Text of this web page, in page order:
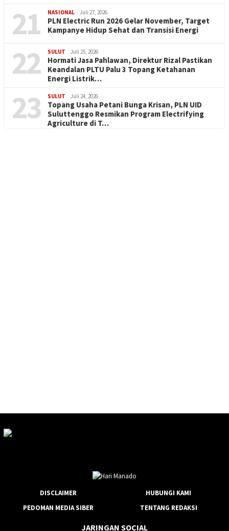
21 NASIONAL Juli 27, 2026
PLN Electric Run 2026 Gelar November, Target
Kampanye Hidup Sehat dan Transisi Energi
22 SULUT Juli 25, 2026
Hormati Jasa Pahlawan, Direktur Rizal Pastikan
Keandalan PLTU Palu 3 Topang Ketahanan
Energi Listrik…
23 SULUT Juli 24, 2026
Topang Usaha Petani Bunga Krisan, PLN UID
Suluttenggo Resmikan Program Electrifying
Agriculture di T…
DISCLAIMER
HUBUNGI KAMI
PEDOMAN MEDIA SIBER
TENTANG REDAKSI
JARINGAN SOCIAL